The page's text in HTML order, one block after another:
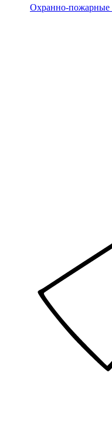
Охранно-пожарные